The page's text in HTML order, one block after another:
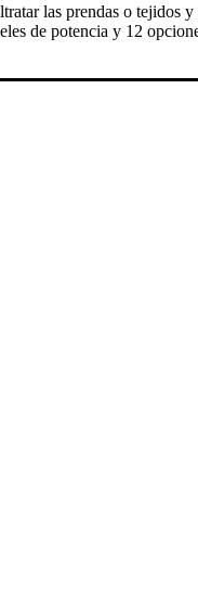
las prendas o tejidos
de potencia y 12